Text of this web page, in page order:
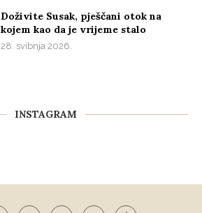
Doživite Susak, pješčani otok na
kojem kao da je vrijeme stalo
28. svibnja 2026.
INSTAGRAM